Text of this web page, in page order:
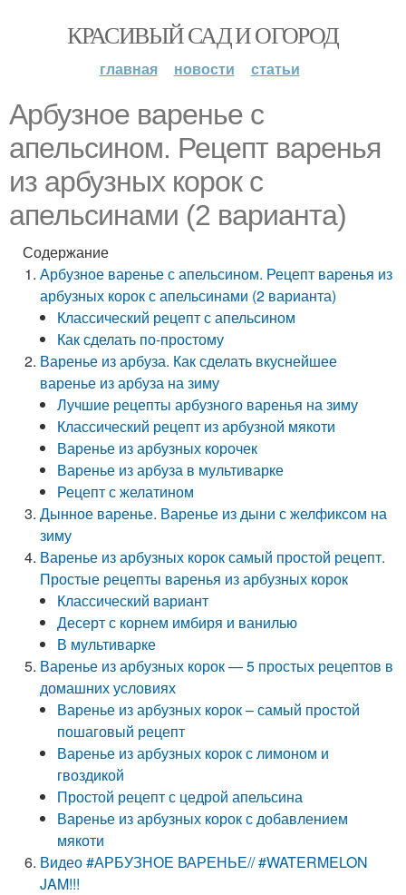
КРАСИВЫЙ САД И ОГОРОД
главная новости статьи
Арбузное варенье с
апельсином. Рецепт варенья
из арбузных корок с
апельсинами (2 варианта)
Содержание
Арбузное варенье с апельсином. Рецепт варенья из
арбузных корок с апельсинами (2 варианта)
Классический рецепт с апельсином
Как сделать по-простому
Варенье из арбуза. Как сделать вкуснейшее
варенье из арбуза на зиму
Лучшие рецепты арбузного варенья на зиму
Классический рецепт из арбузной мякоти
Варенье из арбузных корочек
Варенье из арбуза в мультиварке
Рецепт с желатином
Дынное варенье. Варенье из дыни с желфиксом на
зиму
Варенье из арбузных корок самый простой рецепт.
Простые рецепты варенья из арбузных корок
Классический вариант
Десерт с корнем имбиря и ванилью
В мультиварке
Варенье из арбузных корок — 5 простых рецептов в
домашних условиях
Варенье из арбузных корок – самый простой
пошаговый рецепт
Варенье из арбузных корок с лимоном и
гвоздикой
Простой рецепт с цедрой апельсина
Варенье из арбузных корок с добавлением
мякоти
Видео #АРБУЗНОЕ ВАРЕНЬЕ// #WATERMELON
JAM!!!